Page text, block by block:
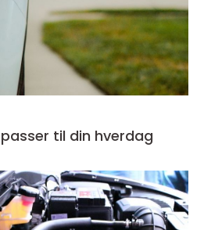
til din hverdag